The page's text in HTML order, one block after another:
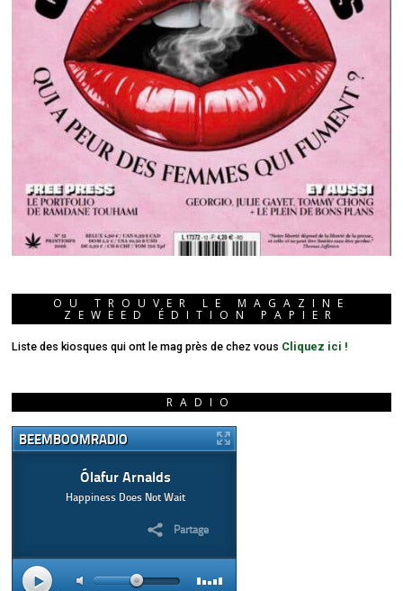
OU TROUVER LE MAGAZINE
ZEWEED ÉDITION PAPIER
Liste des kiosques qui ont le mag près de chez vous Cliquez ici !
RADIO